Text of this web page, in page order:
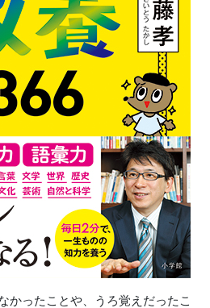
かったことや、うろ覚えだったこ